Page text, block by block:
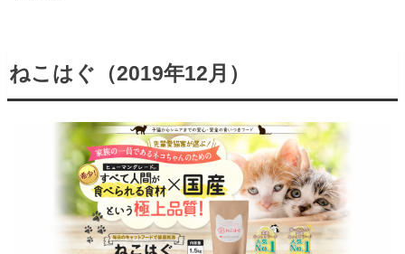
ねこはぐ（2019年12月）